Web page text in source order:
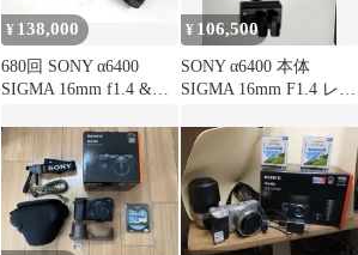
¥ 138,000
680回 SONY α6400
SIGMA 16mm f1.4 &ア
¥ 106,500
SONY α6400 本体
SIGMA 16mm F1.4 レン